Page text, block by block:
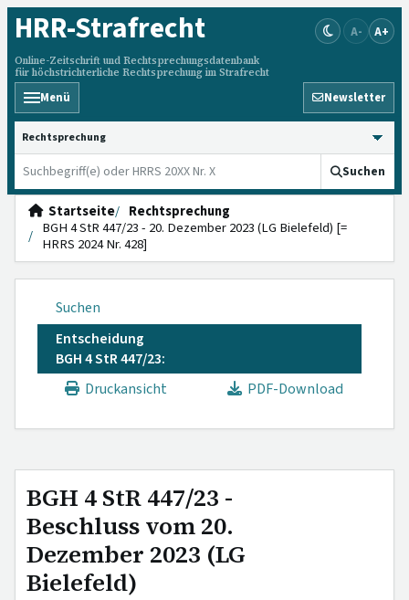
HRR-Strafrecht
Online-Zeitschrift und Rechtsprechungsdatenbank
für höchstrichterliche Rechtsprechung im Strafrecht
A- A+
Menü Newsletter
HRRS durchsuchen
Suchen
Startseite
Rechtsprechung
BGH 4 StR 447/23 - 20. Dezember 2023 (LG Bielefeld) [=
HRRS 2024 Nr. 428]
Suchen
Entscheidung
BGH 4 StR 447/23:
Druckansicht
PDF-Download
BGH 4 StR 447/23 -
Beschluss vom 20.
Dezember 2023 (LG
Bielefeld)